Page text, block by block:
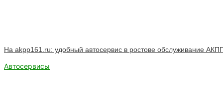
На akpp161.ru: удобный автосервис в ростове обслуживание
Автосервисы